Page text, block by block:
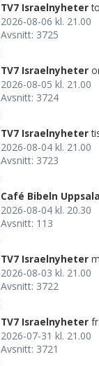
TV7 Israelnyheter
2026-08-06 kl. 21.00
Avsnitt: 3725
TV7 Israelnyheter
2026-08-05 kl. 21.00
Avsnitt: 3724
TV7 Israelnyheter
2026-08-04 kl. 21.00
Avsnitt: 3723
Café Bibeln Uppsala
2026-08-04 kl. 20.30
Avsnitt: 113
TV7 Israelnyheter
2026-08-03 kl. 21.00
Avsnitt: 3722
TV7 Israelnyheter
2026-07-31 kl. 21.00
Avsnitt: 3721